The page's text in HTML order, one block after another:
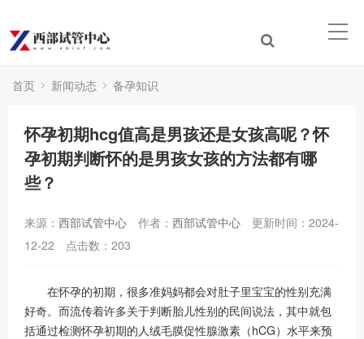
首页 新闻动态 备孕知识
怀孕初期hcg值高是男孩还是女孩高呢？怀
孕初期判断怀的是男孩女孩的方法都有哪
些？
来源： 西部试管中心 作者： 西部试管中心
更新时间：2024-
12-22
点击数： 203
在怀孕的初期，很多准妈妈都会对肚子里宝宝的性别充满
好奇。而流传着许多关于判断胎儿性别的民间说法，其中就包
括通过检测怀孕初期的人绒毛膜促性腺激素（hCG）水平来预